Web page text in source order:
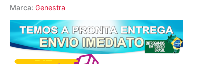
Marca: Genestra